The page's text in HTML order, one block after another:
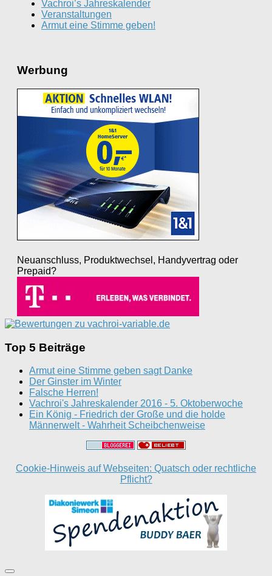
Vachroi’s Jahreskalender
Veranstaltungen
Armut eine Stimme geben!
Werbung
Neuanschluss, Produktwechsel, Handyvertrag oder
Prepaid?
Top 5 Beiträge
Armut eine Stimme geben sagt Danke
Der Ginster im Winter
Falsche Herren!
Vachroi's Jahreskalender 2016 - 5. Oktoberwoche
Ein König - Friedrich der Große und die holde
Männerwelt - Wahrheit Scheibchenweise
Cookie-Hinweis auf Webseiten: Quatsch oder rechtliche
Pflicht?